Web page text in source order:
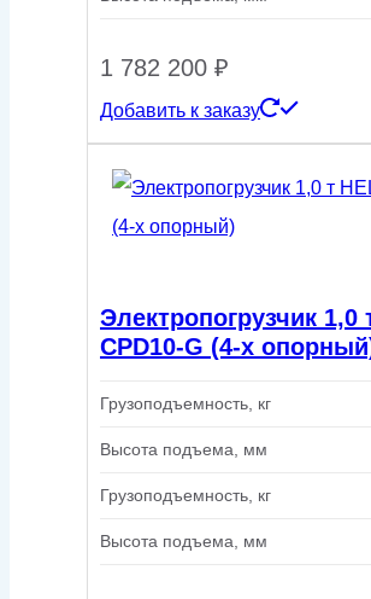
1 782 200 ₽
Добавить к заказу
Электропогрузчик 1,0
CPD10-G (4-х
Грузоподъемность, кг
Высота подъема, мм
Грузоподъемность, кг
Высота подъема, мм